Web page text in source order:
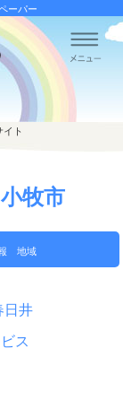
ーパー
ト
牧市
地域
日井
ス